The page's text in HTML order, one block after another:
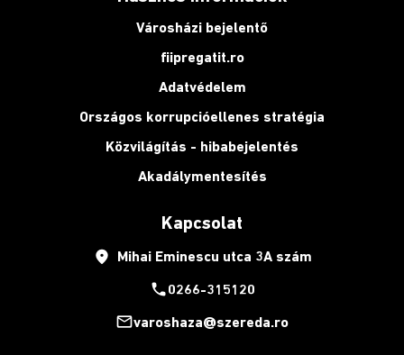
Városházi bejelentő
fiipregatit.ro
Adatvédelem
Országos korrupcióellenes stratégia
Közvilágítás - hibabejelentés
Akadálymentesítés
Kapcsolat
place Mihai Eminescu utca 3A szám
phone0266-315120
mail_outlinevaroshaza@szereda.ro